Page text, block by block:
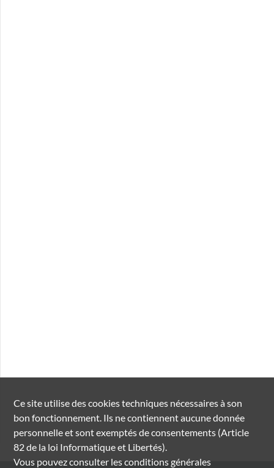
Ce site utilise descookiestechniques nécessaires à son
bon fonctionnement. Ils ne contiennent aucune donnée
personnelle et sont exemptés de consentements (Article
82 de la loi Informatique et Libertés).
Vous pouvez consulter les conditions générales